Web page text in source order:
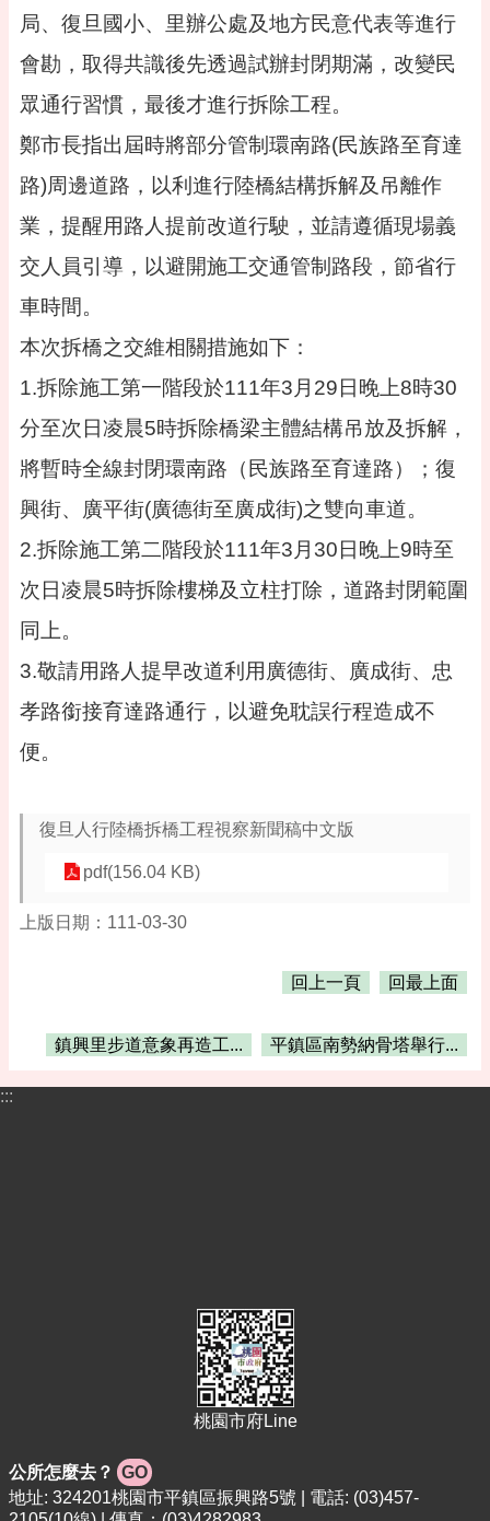
名
專
區
首
頁
網
站
導
覽
政
箱
常
見
問
答
桃
市
府
私
政
政
資
料
站
局、復旦國小、里辦公處及地方民意代表等進行
會勘，取得共識後先透過試辦封閉期滿，改變民
眾通行習慣，最後才進行拆除工程。
鄭市長指出屆時將部分管制環南路(民族路至育達
路)周邊道路，以利進行陸橋結構拆解及吊離作
業，提醒用路人提前改道行駛，並請遵循現場義
交人員引導，以避開施工交通管制路段，節省行
車時間。
本次拆橋之交維相關措施如下：
1.拆除施工第一階段於111年3月29日晚上8時30
分至次日凌晨5時拆除橋梁主體結構吊放及拆解，
將暫時全線封閉環南路（民族路至育達路）；復
興街、廣平街(廣德街至廣成街)之雙向車道。
2.拆除施工第二階段於111年3月30日晚上9時至
次日凌晨5時拆除樓梯及立柱打除，道路封閉範圍
同上。
3.敬請用路人提早改道利用廣德街、廣成街、忠
孝路銜接育達路通行，以避免耽誤行程造成不
便。
復旦人行陸橋拆橋工程視察新聞稿中文版
pdf(156.04 KB)
上版日期：111-03-30
回上一頁 回最上面
鎮興里步道意象再造工... 平鎮區南勢納骨塔舉行...
:::
桃園市府Line
公所怎麼去？ GO
地址: 324201桃園市平鎮區振興路5號 | 電話: (03)457-